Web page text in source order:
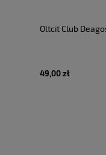
Oltcit Club
49,00 zł